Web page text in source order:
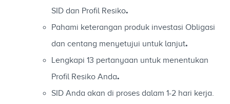
SID dan Profil Resiko.
Pahami keterangan produk investasi Obligasi
dan centang menyetujui untuk lanjut.
Lengkapi 13 pertanyaan untuk menentukan
Profil Resiko Anda.
SID Anda akan di proses dalam 1-2 hari kerja.